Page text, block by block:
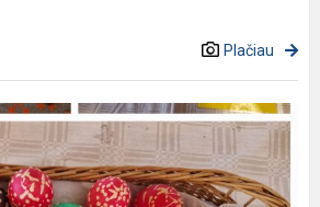
Plačiau